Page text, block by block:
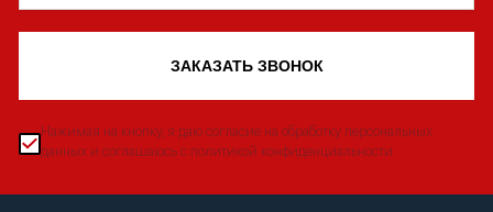
ЗАКАЗАТЬ ЗВОНОК
Нажимая на кнопку, я даю согласие на обработку персональных
данных и соглашаюсь с политикой конфиденциальности